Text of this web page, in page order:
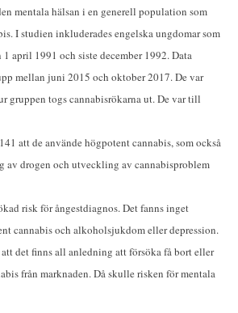
mentala hälsan i en generell population som
I studien inkluderades engelska ungdomar som
april 1991 och siste december 1992. Data
mellan juni 2015 och oktober 2017. De var
gruppen togs cannabisrökarna ut. De var till
att de använde högpotent cannabis, som också
drogen och utveckling av cannabisproblem
risk för ångestdiagnos. Det fanns inget
cannabis och alkoholsjukdom eller depression.
det finns all anledning att försöka få bort eller
från marknaden. Då skulle risken för mentala